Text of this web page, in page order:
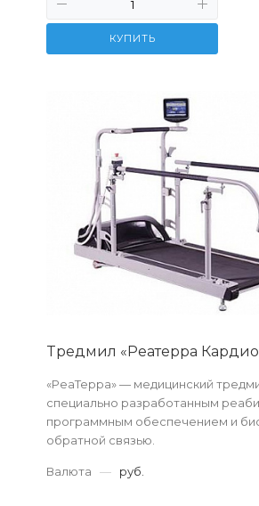
КУПИТЬ
Tредмил «Реатерра
«РеаТерра» — медицинский
специально разработанным
программным обеспечением и
обратной связью.
Валюта — руб.